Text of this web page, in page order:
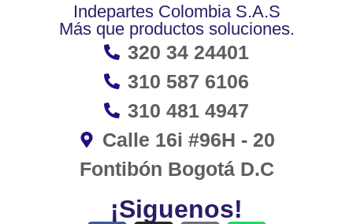
Indepartes Colombia S.A.S
Más que productos soluciones.
320 34 24401
310 587 6106
310 481 4947
Calle 16i #96H - 20
Fontibón Bogotá D.C
¡Siguenos!